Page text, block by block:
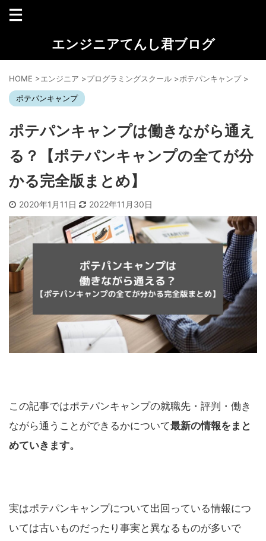
エンジニアてんし君ブログ
HOME >エンジニア >プログラミングスクール >ポテパンキャンプ >
ポテパンキャンプ
ポテパンキャンプは働きながら通え
る？【ポテパンキャンプの全てが分
かる完全版まとめ】
2020年1月11日 2022年11月30日
この記事ではポテパンキャンプの就職先・評判・働き
ながら通うことができるかについて最新の情報をまと
めていきます。
実はポテパンキャンプについて出回っている情報につ
いては古いものだったり事実と異なるものが多いで